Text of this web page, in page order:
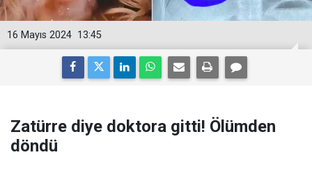
13:45
16 Mayıs 2024
Zatürre diye doktora gitti! Ölümden
döndü